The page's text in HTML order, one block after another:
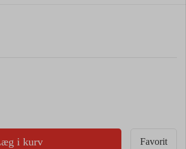
i kurv Favorit